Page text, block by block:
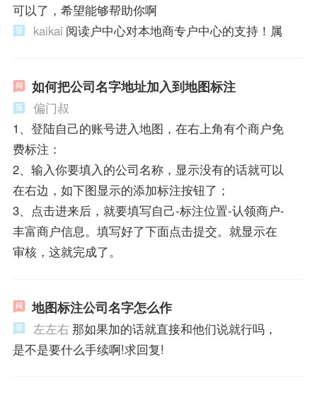
可以了，希望能够帮助你啊
kaikai 阅读户中心对本地商专户中心的支持！属
如何把公司名字地址加入到地图标注
偏门叔
1、登陆自己的账号进入地图，在右上角有个商户免
费标注：
2、输入你要填入的公司名称，显示没有的话就可以
在右边，如下图显示的添加标注按钮了；
3、点击进来后，就要填写自己-标注位置-认领商户-
丰富商户信息。填写好了下面点击提交。就显示在
审核，这就完成了。
地图标注公司名字怎么作
左左右 那如果加的话就直接和他们说就行吗，
是不是要什么手续啊!求回复!